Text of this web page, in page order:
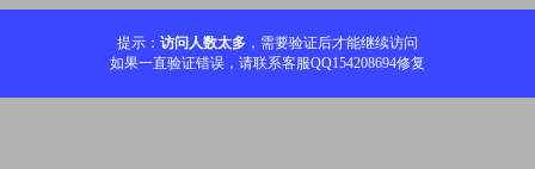
提示： 访问人数太多 ，需要验证后才能继续访问
如果一直验证错误，请联系客服QQ154208694修复